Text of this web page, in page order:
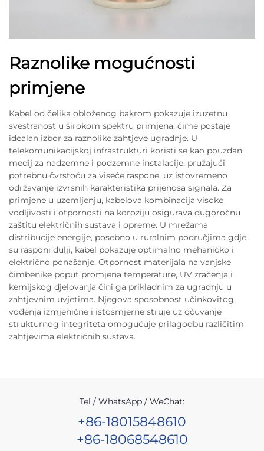
Raznolike mogućnosti
primjene
Kabel od čelika obloženog bakrom pokazuje izuzetnu
svestranost u širokom spektru primjena, čime postaje
idealan izbor za raznolike zahtjeve ugradnje. U
telekomunikacijskoj infrastrukturi koristi se kao pouzdan
medij za nadzemne i podzemne instalacije, pružajući
potrebnu čvrstoću za viseće raspone, uz istovremeno
održavanje izvrsnih karakteristika prijenosa signala. Za
primjene u uzemljenju, kabelova kombinacija visoke
vodljivosti i otpornosti na koroziju osigurava dugoročnu
zaštitu električnih sustava i opreme. U mrežama
distribucije energije, posebno u ruralnim područjima gdje
su rasponi dulji, kabel pokazuje optimalno mehaničko i
električno ponašanje. Otpornost materijala na vanjske
čimbenike poput promjena temperature, UV zračenja i
kemijskog djelovanja čini ga prikladnim za ugradnju u
zahtjevnim uvjetima. Njegova sposobnost učinkovitog
vođenja izmjenične i istosmjerne struje uz očuvanje
strukturnog integriteta omogućuje prilagodbu različitim
zahtjevima električnih sustava.
Tel / WhatsApp / WeChat:
+86-18015848610
+86-18068548610